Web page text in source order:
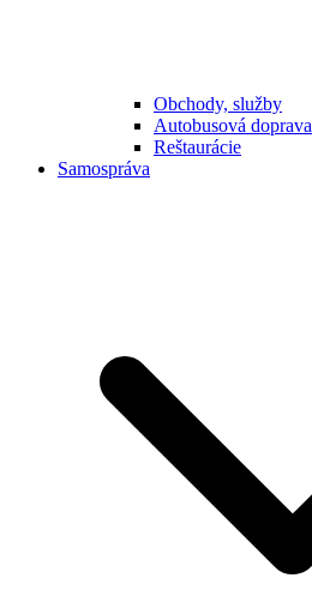
Obchody, služby
Autobusová doprava
Reštaurácie
Samospráva